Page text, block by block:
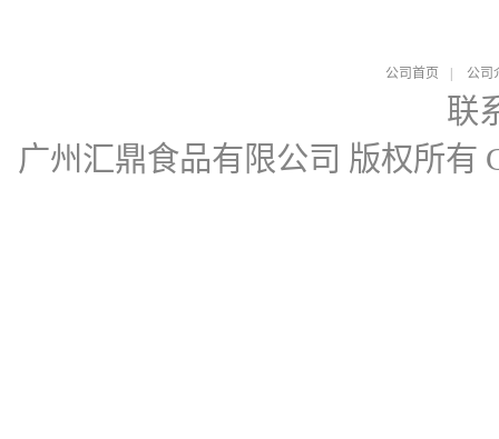
公司首页 公司
联
广州汇鼎食品有限公司 版权所有